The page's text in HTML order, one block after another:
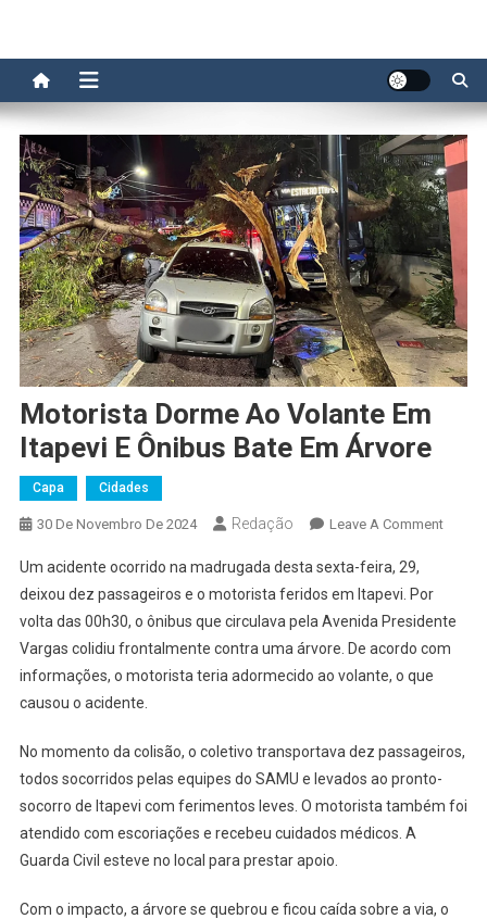
Motorista Dorme Ao Volante Em
Itapevi E Ônibus Bate Em Árvore
Capa Cidades
30 De Novembro De 2024 Redação Leave A CommentOn
Em
Bate
Árvore
Um acidente ocorrido na madrugada desta sexta-feira, 29,
deixou dez passageiros e o motorista feridos em Itapevi. Por
volta das 00h30, o ônibus que circulava pela Avenida Presidente
Vargas colidiu frontalmente contra uma árvore. De acordo com
informações, o motorista teria adormecido ao volante, o que
causou o acidente.
No momento da colisão, o coletivo transportava dez passageiros,
todos socorridos pelas equipes do SAMU e levados ao pronto-
socorro de Itapevi com ferimentos leves. O motorista também foi
atendido com escoriações e recebeu cuidados médicos. A
Guarda Civil esteve no local para prestar apoio.
Com o impacto, a árvore se quebrou e ficou caída sobre a via, o